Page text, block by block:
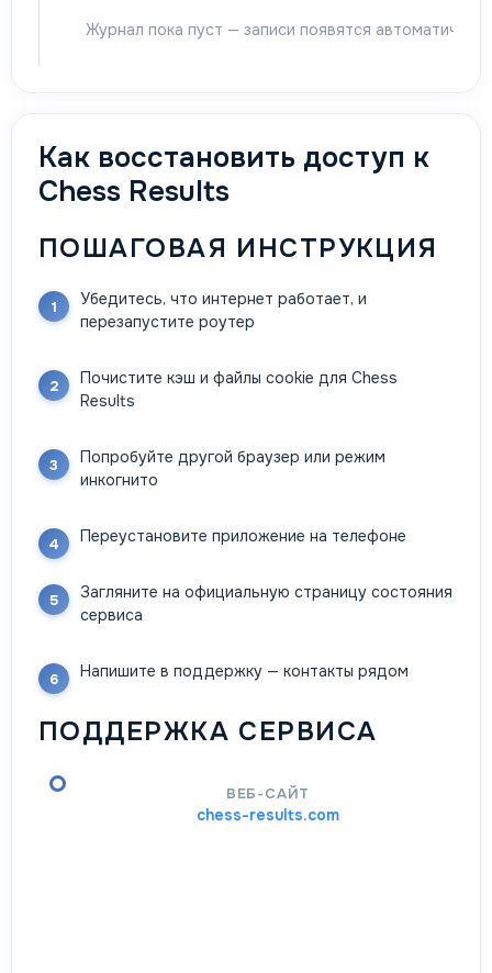
Журнал пока пуст — записи появятся автоматически
Как восстановить доступ к
Chess Results
ПОШАГОВАЯ ИНСТРУКЦИЯ
Убедитесь, что интернет работает, и
перезапустите роутер
Почистите кэш и файлы cookie для Chess
Results
Попробуйте другой браузер или режим
инкогнито
Переустановите приложение на телефоне
Загляните на официальную страницу состояния
сервиса
Напишите в поддержку — контакты рядом
ПОДДЕРЖКА СЕРВИСА
ВЕБ-САЙТ
chess-results.com